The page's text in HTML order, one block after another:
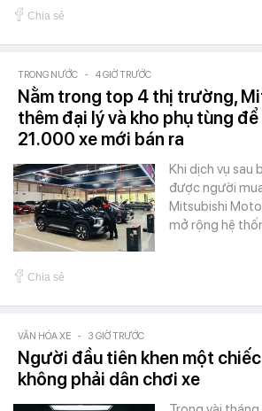
Chia sẻ
TRONG NƯỚC - 4 GIỜ TRƯỚC
Nằm trong top 4 thị trường,
thêm đại lý và kho phụ tùng để
21.000 xe mới bán ra
Khi dịch vụ sau
được người
Mitsubishi
mở rộng hệ
Chia sẻ
VĂN HÓA XE - 3 GIỜ TRƯỚC
Người đầu tiên khen một
không phải dân chơi xe